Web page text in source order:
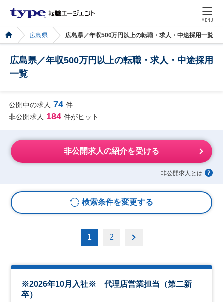
MENU
広島県 広島県／年収500万円以上の転職・求人・中途採用一覧
広島県／年収500万円以上の転職・求人・中途採用
一覧
公開中の求人 74 件
非公開求人 184 件がヒット
非公開求人の紹介を受ける
非公開求人とは
検索条件を変更する
1 2
※2026年10月入社※ 代理店営業担当（第二新
卒）